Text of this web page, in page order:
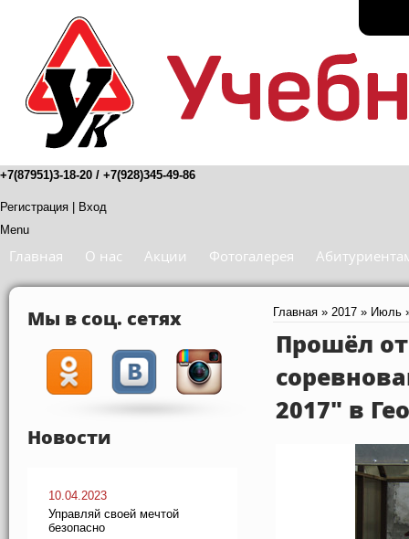
+7(87951)3-18-20 / +7(928)345-49-86
Регистрация
Вход
Menu
Главная О нас Акции Фотогалерея
Мы в соц. сетях
Новости
10.04.2023
Управляй своей мечтой
безопасно
Главная » 2017 » Июль
Прошёл
2017" в